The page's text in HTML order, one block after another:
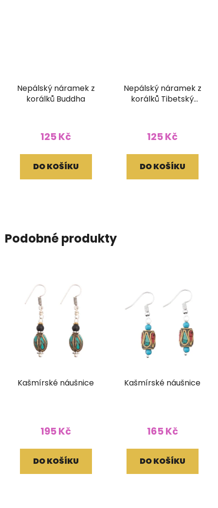
Nepálský náramek z
korálků Buddha
125 Kč
DO KOŠÍKU
Nepálský náramek z
korálků Tibetský
125 Kč
DO KOŠÍKU
Podobné produkty
Kašmírské náušnice
195 Kč
DO KOŠÍKU
Kašmírské náušnice
165 Kč
DO KOŠÍKU